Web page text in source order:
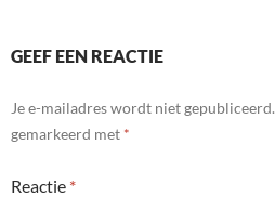
GEEF EEN REACTIE
Je e-mailadres wordt niet gepubliceerd.
gemarkeerd met *
Reactie *